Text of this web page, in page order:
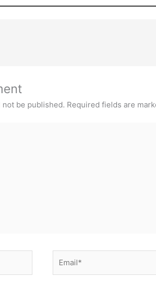
be published. Required fields are